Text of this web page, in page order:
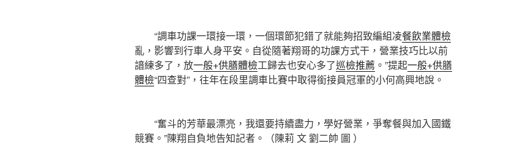
“調車功課一環接一環，一個環節犯錯了就能夠招致編組凌餐飲業體檢
亂，影響到行車人身平安。自從隨著翔哥的功課方式干，營業技巧比以前
諳練多了，放一般+供膳體檢工歸去也安心多了巡檢推薦 。”提起一般+供膳
體檢“四查對”，往年在段里調車比賽中取得銜接員冠軍的小何高興地說。
“奮斗的芳華最漂亮，我還要持續盡力，學好營業，爭奪餐與加入國鐵
競賽。”陳翔自負地告知記者。（陳莉 文 劉二帥 圖 ）